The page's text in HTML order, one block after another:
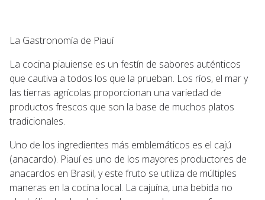
La Gastronomía de Piauí
La cocina piauiense es un festín de sabores auténticos
que cautiva a todos los que la prueban. Los ríos, el mar y
las tierras agrícolas proporcionan una variedad de
productos frescos que son la base de muchos platos
tradicionales.
Uno de los ingredientes más emblemáticos es el cajú
(anacardo). Piauí es uno de los mayores productores de
anacardos en Brasil, y este fruto se utiliza de múltiples
maneras en la cocina local. La cajuína, una bebida no